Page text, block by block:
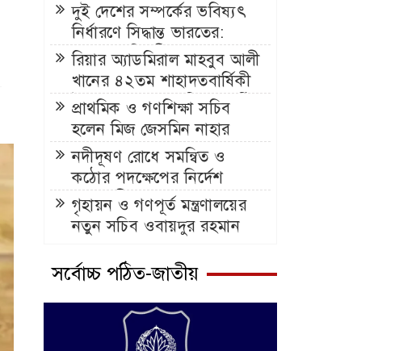
দুই দেশের সম্পর্কের ভবিষ্যৎ
নির্ধারণে সিদ্ধান্ত ভারতের:
পররাষ্ট্র প্রতিমন্ত্রী শামা ওবায়েদ
রিয়ার অ্যাডমিরাল মাহবুব আলী
খানের ৪২তম শাহাদতবার্ষিকী
উপলক্ষে দোয়া মাহফিল অনুষ্ঠিত
প্রাথমিক ও গণশিক্ষা সচিব
হলেন মিজ জেসমিন নাহার
নদীদূষণ রোধে সমন্বিত ও
কঠোর পদক্ষেপের নির্দেশ
প্রধানমন্ত্রীর
গৃহায়ন ও গণপূর্ত মন্ত্রণালয়ের
নতুন সচিব ওবায়দুর রহমান
সর্বোচ্চ পঠিত-জাতীয়